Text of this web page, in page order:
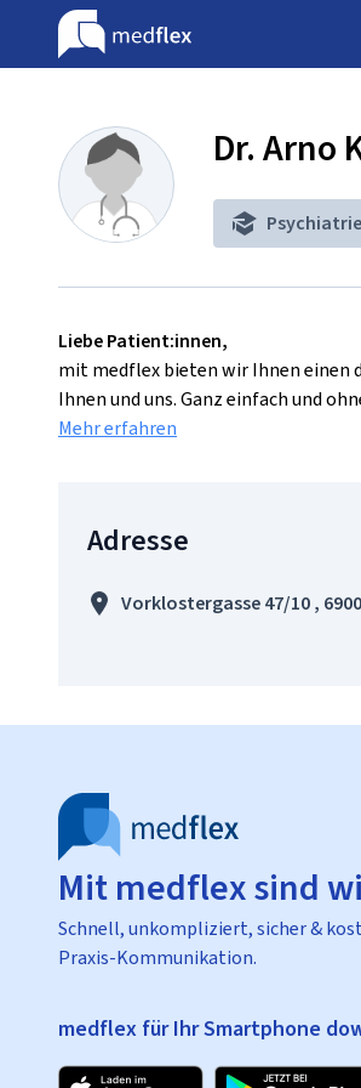
Dr. Arno
Liebe Patient:innen,
mit medflex bieten wir Ihnen einen
Ihnen und uns. Ganz einfach und
Mehr erfahren
Adresse
Vorklostergasse 47/10 ,
Mit medflex sind
Schnell, unkompliziert, sicher &
Praxis-Kommunikation.
medflex für Ihr Smartphone